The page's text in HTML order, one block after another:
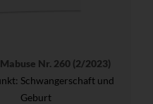
Nr. 260 (2/2023)
Schwangerschaft und
Geburt